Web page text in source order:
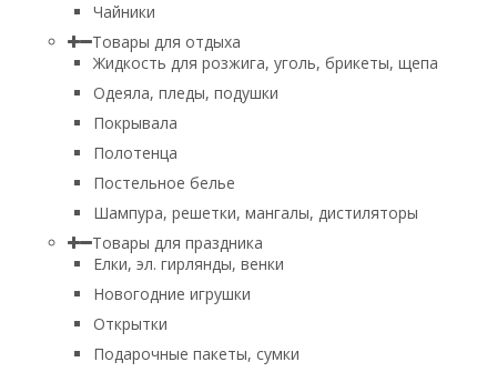
Чайники
Товары для отдыха
Жидкость для розжига, уголь, брикеты, щепа
Одеяла, пледы, подушки
Покрывала
Полотенца
Постельное белье
Шампура, решетки, мангалы, дистиляторы
Товары для праздника
Елки, эл. гирлянды, венки
Новогодние игрушки
Открытки
Подарочные пакеты, сумки